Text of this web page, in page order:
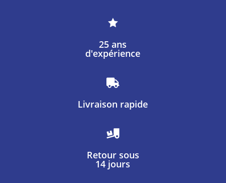

25 ans
d'expérience

Livraison rapide

Retour sous
14 jours